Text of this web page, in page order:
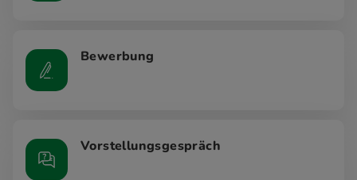
Bewerbung
Vorstellungsgespräch